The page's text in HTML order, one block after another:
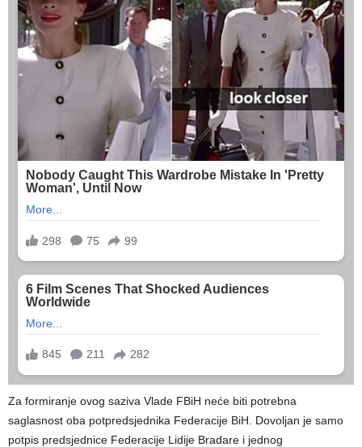
Za formiranje ovog saziva Vlade FBiH neće biti potrebna
saglasnost oba potpredsjednika Federacije BiH. Dovoljan je samo
potpis predsjednice Federacije Lidije Bradare i jednog